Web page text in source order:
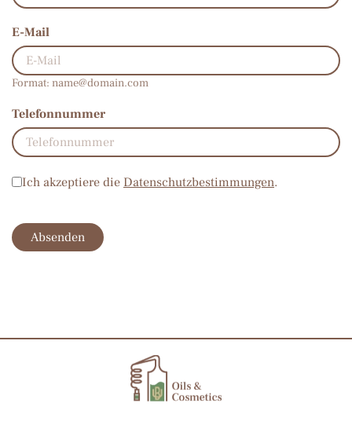
E-Mail
Format: name@domain.com
Telefonnummer
Datenschutz*
Ich akzeptiere die Datenschutzbestimmungen.
Absenden